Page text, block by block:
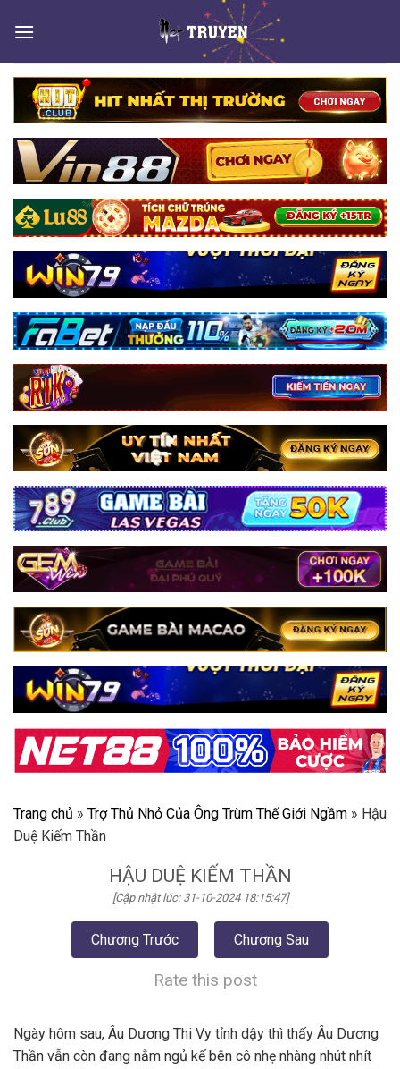
Trang chủ » Trợ Thủ Nhỏ Của Ông Trùm Thế Giới Ngầm » Hậu
Duệ Kiếm Thần
HẬU DUỆ KIẾM THẦN
[Cập nhật lúc: 31-10-2024 18:15:47]
Chương Trước Chương Sau
Rate this post
Ngày hôm sau, Âu Dương Thi Vy tỉnh dậy thì thấy Âu Dương
Thần vẫn còn đang nằm ngủ kế bên cô nhẹ nhàng nhút nhít